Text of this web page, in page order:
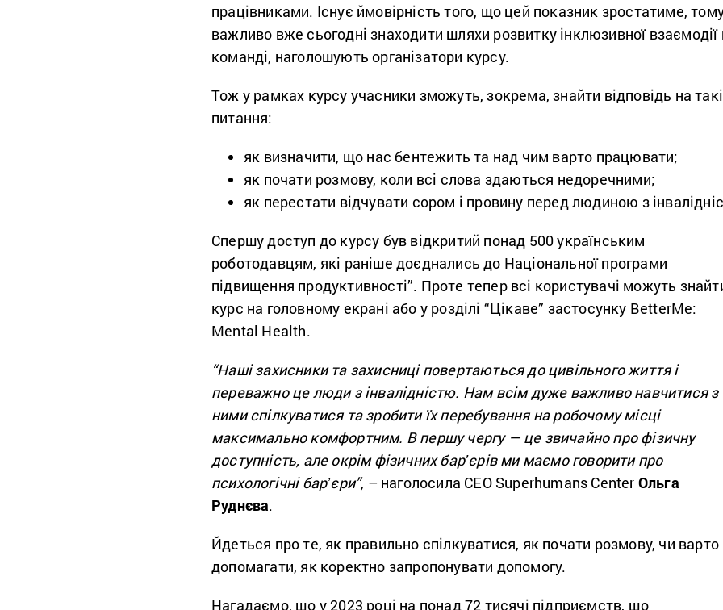
працівниками. Існує ймовірність того, що цей показник зростатиме,
важливо вже сьогодні знаходити шляхи розвитку інклюзивної взаємодії
команді, наголошують організатори курсу.
Тож у рамках курсу учасники зможуть, зокрема, знайти відповідь на такі
питання:
як визначити, що нас бентежить та над чим варто працювати;
як почати розмову, коли всі слова здаються недоречними;
як перестати відчувати сором і провину перед людиною з
Спершу доступ до курсу був відкритий понад 500 українським
роботодавцям, які раніше доєднались до Національної програми
підвищення продуктивності”. Проте тепер всі користувачі можуть
курс на головному екрані або у розділі “Цікаве” застосунку BetterMe:
Mental Health.
“Наші захисники та захисниці повертаються до цивільного життя і
переважно це люди з інвалідністю. Нам всім дуже важливо навчитися з
ними спілкуватися та зробити їх перебування на робочому місці
максимально комфортним. В першу чергу — це звичайно про фізичну
доступність, але окрім фізичних барʼєрів ми маємо говорити про
психологічні барʼєри”, – наголосила СЕО Superhumans Center Ольга
Руднєва.
Йдеться про те, як правильно спілкуватися, як почати розмову, чи варто
допомагати, як коректно запропонувати допомогу.
Нагадаємо, що у 2023 році на понад 72 тисячі підприємств, що